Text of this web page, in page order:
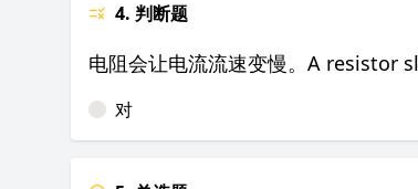
4. 判断题
电阻会让电流流速变慢。A
对